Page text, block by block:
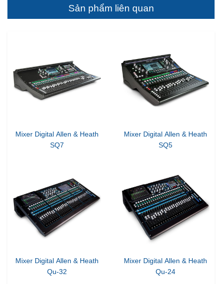
Sản phẩm liên quan
Mixer Digital Allen & Heath
SQ7
Mixer Digital Allen & Heath
SQ5
Mixer Digital Allen & Heath
Qu-32
Mixer Digital Allen & Heath
Qu-24